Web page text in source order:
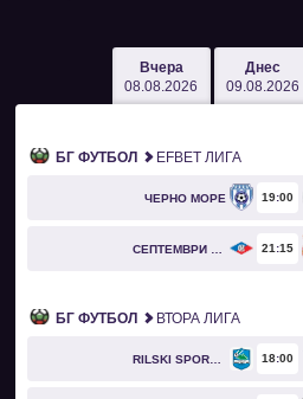
Вчера
08.08.2026
Днес
09.08.2026
БГ ФУТБОЛ EFBET ЛИГА
ЧЕРНО МОРЕ 19 00
21 15
БГ ФУТБОЛ ВТОРА ЛИГА
RILSKI SPORTIST 18 00